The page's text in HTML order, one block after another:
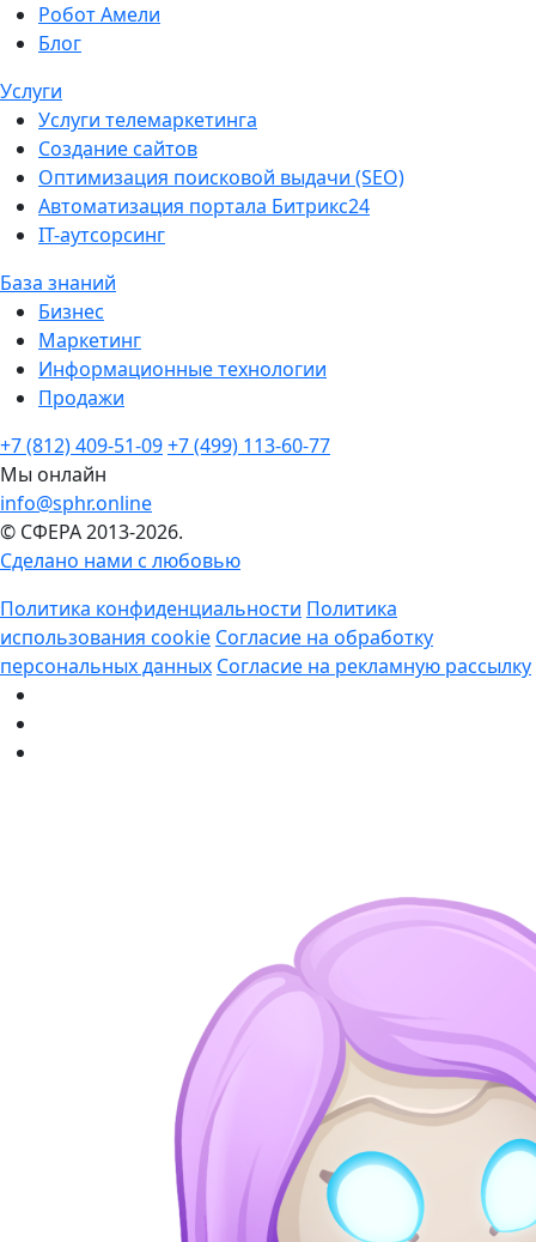
Робот Амели
Блог
Услуги
Услуги телемаркетинга
Создание сайтов
Оптимизация поисковой выдачи (SEO)
Автоматизация портала Битрикс24
IT-аутсорсинг
База знаний
Бизнес
Маркетинг
Информационные технологии
Продажи
+7 (812) 409-51-09+7 (499) 113-60-77
Мы онлайн
info@sphr.online
© СФЕРА 2013-2026.
Сделано нами с любовью
Политика конфиденциальности Политика
использования cookie Согласие на обработку
персональных данных Согласие на рекламную рассылку